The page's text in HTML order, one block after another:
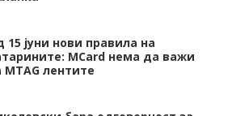
15 јуни нови правила на
MCard нема да важи
MTAG лентите